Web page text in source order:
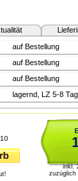
auf Bestellung
auf Bestellung
auf Bestellung
lagernd, LZ 5-8
inkl.
zuzüglich